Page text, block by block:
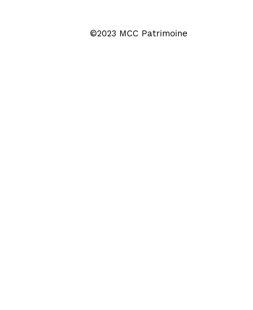
©2023 MCC Patrimoine